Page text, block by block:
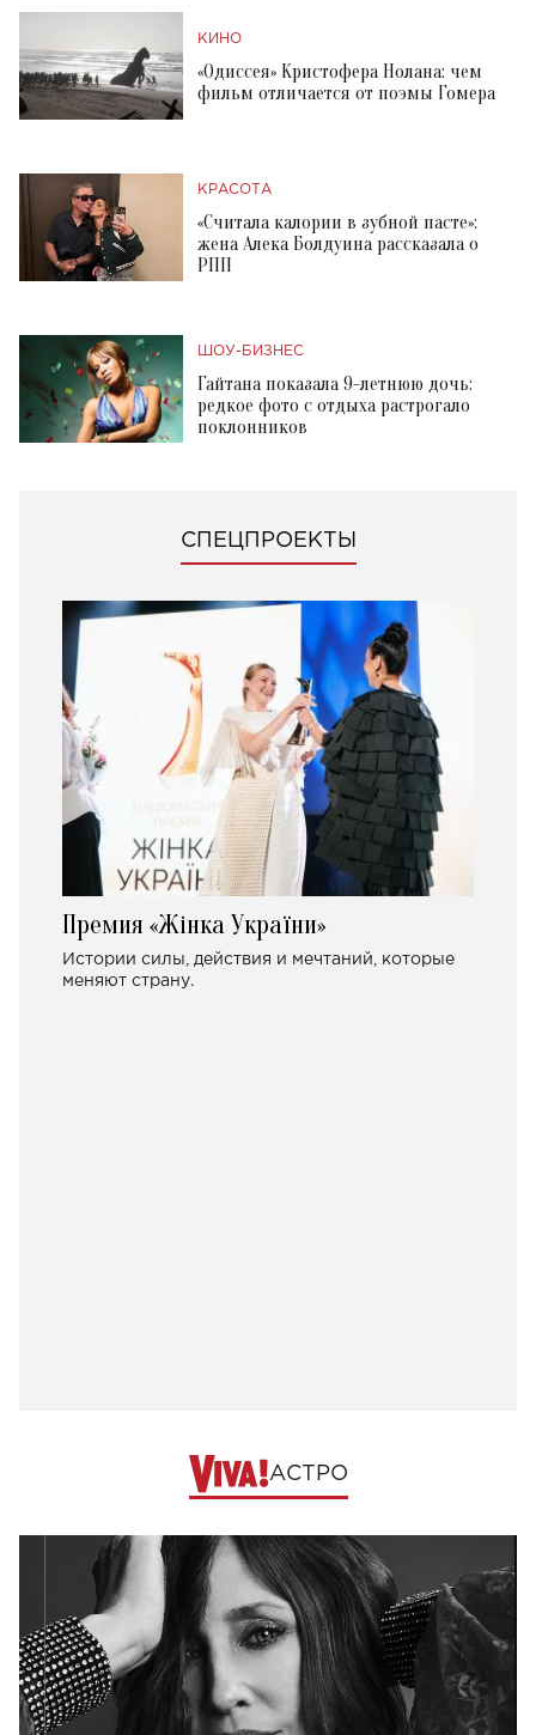
КИНО
«Одиссея» Кристофера Нолана: чем
фильм отличается от поэмы Гомера
КРАСОТА
«Считала калории в зубной пасте»:
жена Алека Болдуина рассказала о
РПП
ШОУ-БИЗНЕС
Гайтана показала 9-летнюю дочь:
редкое фото с отдыха растрогало
поклонников
СПЕЦПРОЕКТЫ
Премия «Жінка України»
Истории силы, действия и мечтаний, которые
меняют страну.
АСТРО